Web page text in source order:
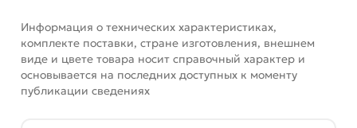
купленного товарa в течение 7 дней (наличие чека
обязательно).
Информация о технических характеристиках,
комплекте поставки, стране изготовления, внешнем
виде и цвете товара носит справочный характер и
основывается на последних доступных к моменту
публикации сведениях